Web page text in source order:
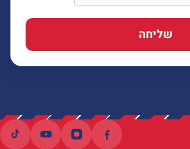
שליחה